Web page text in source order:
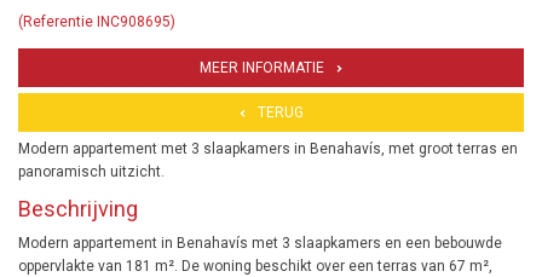
(Referentie INC908695)
MEER INFORMATIE
TERUG
Modern appartement met 3 slaapkamers in Benahavís, met groot terras en
panoramisch uitzicht.
Beschrijving
Modern appartement in Benahavís met 3 slaapkamers en een bebouwde
oppervlakte van 181 m². De woning beschikt over een terras van 67 m²,